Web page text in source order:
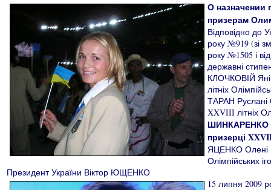
О назначении
призерам
Відповідно до
року №919 (зі
року №1505 і
державні
КЛОЧКОВІЙ Яні
літніх
ТАРАН Руслані
XXVIII літніх
ШИНКАРЕНКО
призерці
ЯЦЕНКО Олені
Олімпійських
Президент України Віктор ЮЩЕНКО
15 липня 2009